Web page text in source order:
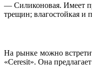
— Силиконовая. Имеет
трещин; влагостойкая и
На рынке можно
«Ceresit». Она